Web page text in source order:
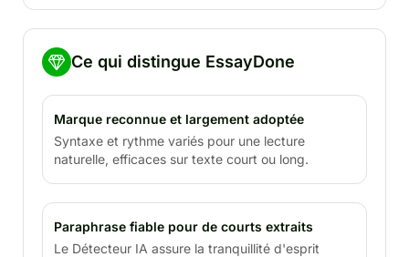
Ce qui distingue EssayDone
Marque reconnue et largement adoptée
Syntaxe et rythme variés pour une lecture
naturelle, efficaces sur texte court ou long.
Paraphrase fiable pour de courts extraits
Le Détecteur IA assure la tranquillité d'esprit